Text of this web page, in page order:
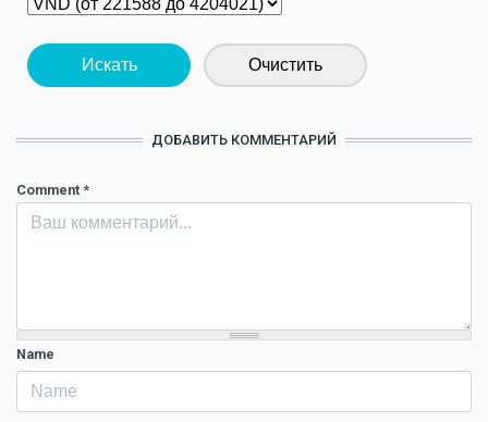
Искать Очистить
ДОБАВИТЬ КОММЕНТАРИЙ
Comment *
Name